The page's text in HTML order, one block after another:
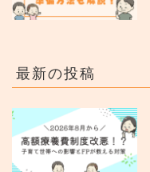
最新の投稿